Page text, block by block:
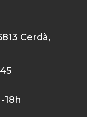
Cerdà,
18h